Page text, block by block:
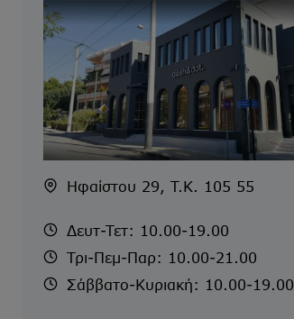
Ηφαίστου 29, T.K. 105 55
Δευτ-Τετ: 10.00-19.00
Τρι-Πεμ-Παρ: 10.00-21.00
Σάββατο-Κυριακή: 10.00-19.00